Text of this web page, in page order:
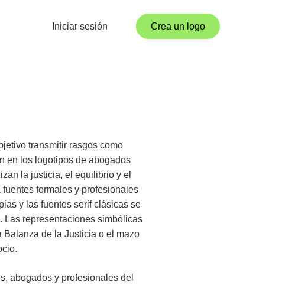
Iniciar sesión Crea un logo
transmitir rasgos como
en los logotipos de abogados
la justicia, el equilibrio y el
formales y profesionales
y las fuentes serif clásicas se
Las representaciones simbólicas
de la Justicia o el mazo
abogados y profesionales del